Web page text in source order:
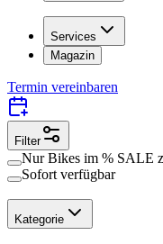
Services
Magazin
Termin vereinbaren
Filter
Nur Bikes im % SALE
Sofort verfügbar
Kategorie